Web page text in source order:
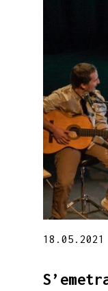
18.05.2021